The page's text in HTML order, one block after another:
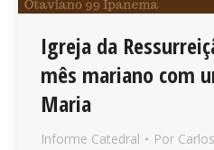
Igreja da
mês mariano com
Maria
Informe Catedral Por